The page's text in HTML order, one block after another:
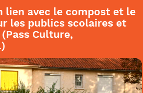
lien avec le compost et le
les publics scolaires et
Culture,